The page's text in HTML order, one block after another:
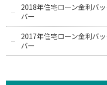
2018年住宅ローン金利バ
バー
2017年住宅ローン金利バ
バー